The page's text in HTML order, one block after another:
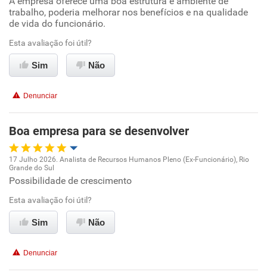
Ambiente de trabalho
Conciliação com a vida familiar
Recomenda esta empresa
Recomenda a diretoria
trabalho, poderia melhorar nos benefícios e na qualidade
de vida do funcionário.
Esta avaliação foi útil?
Sim Não
Denunciar
Boa empresa para se desenvolver
Oportunidade de promoção
Ambiente de trabalho
Conciliação com a vida familiar
17 Julho 2026. Analista de Recursos Humanos Pleno (Ex-Funcionário), Rio
Grande do Sul
Possibilidade de crescimento
Esta avaliação foi útil?
Sim Não
Denunciar